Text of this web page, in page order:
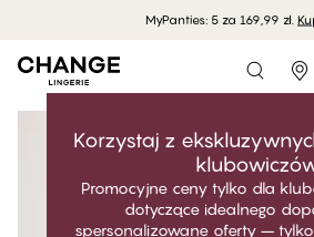
MyPanties: 5 za 169,99 zł.
Korzystaj z
Promocyjne ceny tylko dla
dotyczące idealnego
spersonalizowane oferty –